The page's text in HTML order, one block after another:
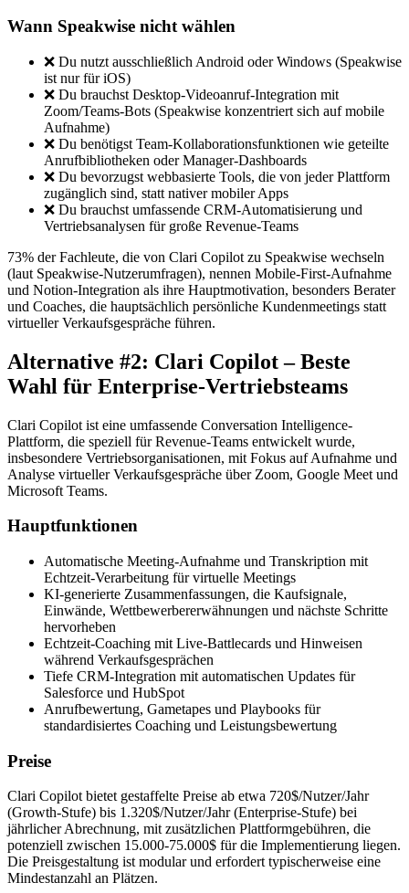
Wann Speakwise nicht wählen
❌ Du nutzt ausschließlich Android oder Windows (Speakwise
ist nur für iOS)
❌ Du brauchst Desktop-Videoanruf-Integration mit
Zoom/Teams-Bots (Speakwise konzentriert sich auf mobile
Aufnahme)
❌ Du benötigst Team-Kollaborationsfunktionen wie geteilte
Anrufbibliotheken oder Manager-Dashboards
❌ Du bevorzugst webbasierte Tools, die von jeder Plattform
zugänglich sind, statt nativer mobiler Apps
❌ Du brauchst umfassende CRM-Automatisierung und
Vertriebsanalysen für große Revenue-Teams
73% der Fachleute, die von Clari Copilot zu Speakwise wechseln
(laut Speakwise-Nutzerumfragen), nennen Mobile-First-Aufnahme
und Notion-Integration als ihre Hauptmotivation, besonders Berater
und Coaches, die hauptsächlich persönliche Kundenmeetings statt
virtueller Verkaufsgespräche führen.
Alternative #2: Clari Copilot – Beste
Wahl für Enterprise-Vertriebsteams
Clari Copilot ist eine umfassende Conversation Intelligence-
Plattform, die speziell für Revenue-Teams entwickelt wurde,
insbesondere Vertriebsorganisationen, mit Fokus auf Aufnahme und
Analyse virtueller Verkaufsgespräche über Zoom, Google Meet und
Microsoft Teams.
Hauptfunktionen
Automatische Meeting-Aufnahme und Transkription mit
Echtzeit-Verarbeitung für virtuelle Meetings
KI-generierte Zusammenfassungen, die Kaufsignale,
Einwände, Wettbewerbererwähnungen und nächste Schritte
hervorheben
Echtzeit-Coaching mit Live-Battlecards und Hinweisen
während Verkaufsgesprächen
Tiefe CRM-Integration mit automatischen Updates für
Salesforce und HubSpot
Anrufbewertung, Gametapes und Playbooks für
standardisiertes Coaching und Leistungsbewertung
Preise
Clari Copilot bietet gestaffelte Preise ab etwa 720$/Nutzer/Jahr
(Growth-Stufe) bis 1.320$/Nutzer/Jahr (Enterprise-Stufe) bei
jährlicher Abrechnung, mit zusätzlichen Plattformgebühren, die
potenziell zwischen 15.000-75.000$ für die Implementierung liegen.
Die Preisgestaltung ist modular und erfordert typischerweise eine
Mindestanzahl an Plätzen.